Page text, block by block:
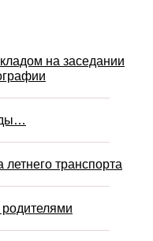
на заседании
транспорта